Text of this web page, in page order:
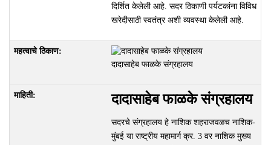
दिर्शित केलेली आहे. सदर ठिकाणी पर्यटकांना विविध
खरेदीसाठी स्वतंत्र अशी व्यवस्था केलेली आहे.
दादासाहेब फाळके संग्रहालय
दादासाहेब फाळके संग्रहालय
सदरचे संग्रहालय हे नाशिक शहराजवळच नाशिक-
मुंबई या राष्ट्रीय महामार्ग क्र. 3 वर नाशिक मुख्य